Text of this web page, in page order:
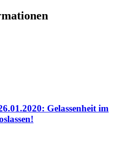
Gelassenheit im